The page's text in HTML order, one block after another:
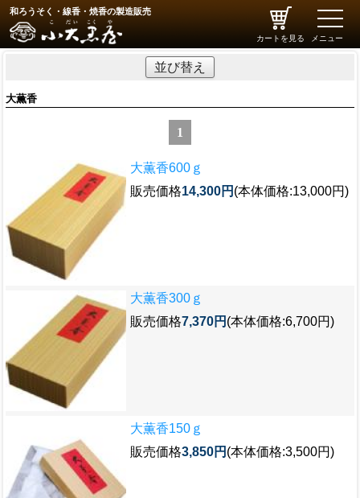
和ろうそく・線香・焼香の製造販売
カートを見る
toggle
メニュー
並び替え
大薫香
1
大薫香600ｇ
販売価格14,300円 (本体価格:13,000円)
大薫香300ｇ
販売価格7,370円 (本体価格:6,700円)
大薫香150ｇ
販売価格3,850円 (本体価格:3,500円)